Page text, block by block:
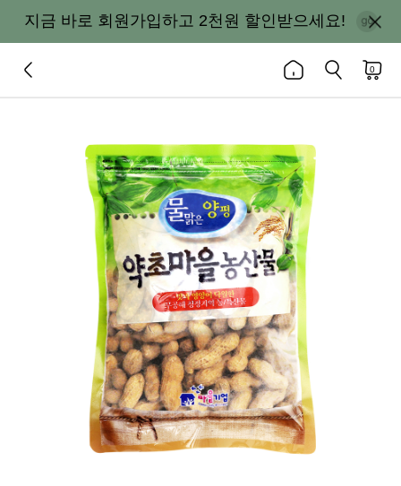
지금 바로 회원가입하고 2천원 할인받으세요!
0